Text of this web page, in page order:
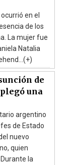
en el
de los
La mujer fue
Natalia
de
una
argentino
de Estado
nuevo
quien
la